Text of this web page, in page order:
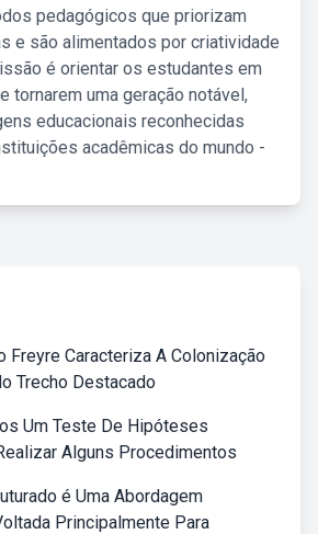
pedagógicos que priorizam
e são alimentados por criatividade
é orientar os estudantes em
tornarem uma geração notável,
educacionais reconhecidas
acadêmicas do mundo -
Freyre Caracteriza A Colonização
Trecho Destacado
Um Teste De Hipóteses
Alguns Procedimentos
é Uma Abordagem
Principalmente Para